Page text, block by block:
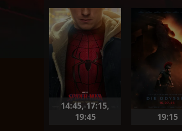
14:45, 17:15,
19:45
19:15